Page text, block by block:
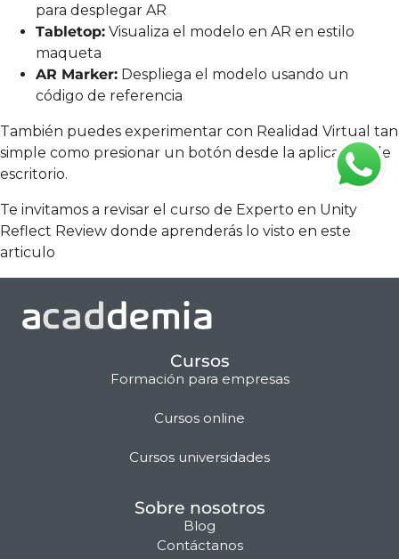
para desplegar AR
Tabletop: Visualiza el modelo en AR en estilo
maqueta
AR Marker: Despliega el modelo usando un
código de referencia
También puedes experimentar con Realidad Virtual tan
simple como presionar un botón desde la aplicación de
escritorio.
Te invitamos a revisar el curso de Experto en Unity
Reflect Review donde aprenderás lo visto en este
articulo
Cursos
Formación para empresas
Cursos online
Cursos universidades
Sobre nosotros
Blog
Contáctanos